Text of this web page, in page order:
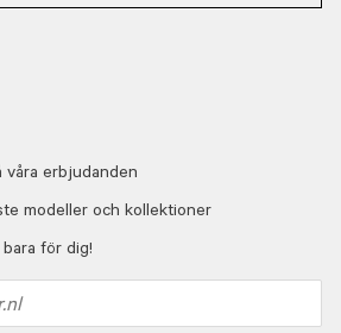
erbjudanden
modeller och kollektioner
för dig!